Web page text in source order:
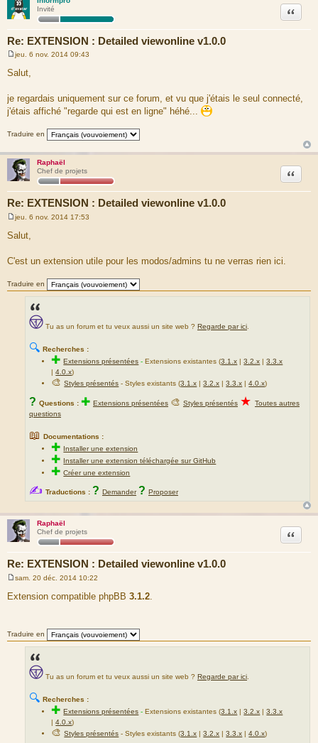
Invité
Re: EXTENSION : Detailed viewonline v1.0.0
Citation
M
e
s
a
g
e
jeu. 6 nov. 2014 09:43
Salut,
je regardais uniquement sur ce forum, et vu que j'étais le seul connecté,
j'étais affiché "regarde qui est en ligne" héhé...
Traduire en
Raphaël
Chef de projets
Re: EXTENSION : Detailed viewonline v1.0.0
Citation
M
e
s
g
jeu. 6 nov. 2014 17:53
Salut,
C'est un extension utile pour les modos/admins tu ne verras rien ici.
Traduire en
Tu as un forum et tu veux aussi un site web ? Regarde par ici.
🔍 Recherches :
✚Extensions présentées -Extensions existantes (3.1.x |3.2.x |3.3.x
|4.0.x)
🎨Styles présentés - Styles existants (3.1.x |3.2.x |3.3.x |4.0.x)
? Questions : ✚ Extensions présentées 🎨 Styles présentés ★ Toutes autres
questions
📖 Documentations :
✚ Installer une extension
✚ Installer une extension téléchargée sur GitHub
✚Créer une extension
✍ Traductions : ? Demander ? Proposer
Raphaël
Chef de projets
Re: EXTENSION : Detailed viewonline v1.0.0
Citation
s
e
sam. 20 déc. 2014 10:22
Extension compatible phpBB 3.1.2
Traduire en
Tu as un forum et tu veux aussi un site web ? Regarde par ici
🔍 Recherches :
✚Extensions présentées -Extensions existantes (3.1.x |3.2.x |3.3.x
|4.0.x)
🎨Styles présentés - Styles existants (3.1.x |3.2.x |3.3.x |4.0.x)